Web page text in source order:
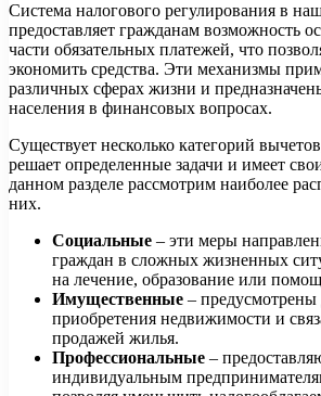
Система налогового регулирования в
предоставляет гражданам возможность
части обязательных платежей, что
экономить средства. Эти механизмы
различных сферах жизни и
населения в финансовых вопросах.
Существует несколько категорий
решает определенные задачи и имеет
данном разделе рассмотрим наиболее
них.
Социальные – эти меры
граждан в сложных жизненных
на лечение, образование или
Имущественные – предусмотрены
приобретения недвижимости и
продажей жилья.
Профессиональные –
индивидуальным